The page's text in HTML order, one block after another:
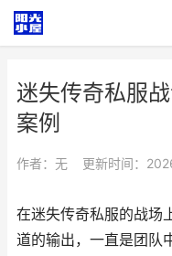
迷失传奇私服
案例
作者：无 更新时间：
在迷失传奇私服的战场
道的输出，一直是团队